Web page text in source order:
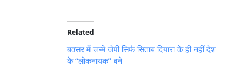
d
i
n
g
Related
बक्सर में जन्मे जेपी सिर्फ सिताब दियारा के ही नहीं देश
के “लोकनायक” बने